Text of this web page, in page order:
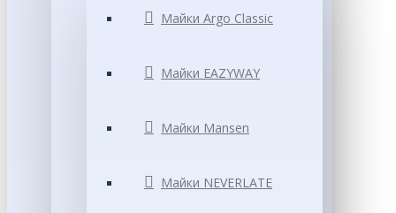
Майки Argo Classic
Майки EAZYWAY
Майки Mansen
Майки NEVERLATE